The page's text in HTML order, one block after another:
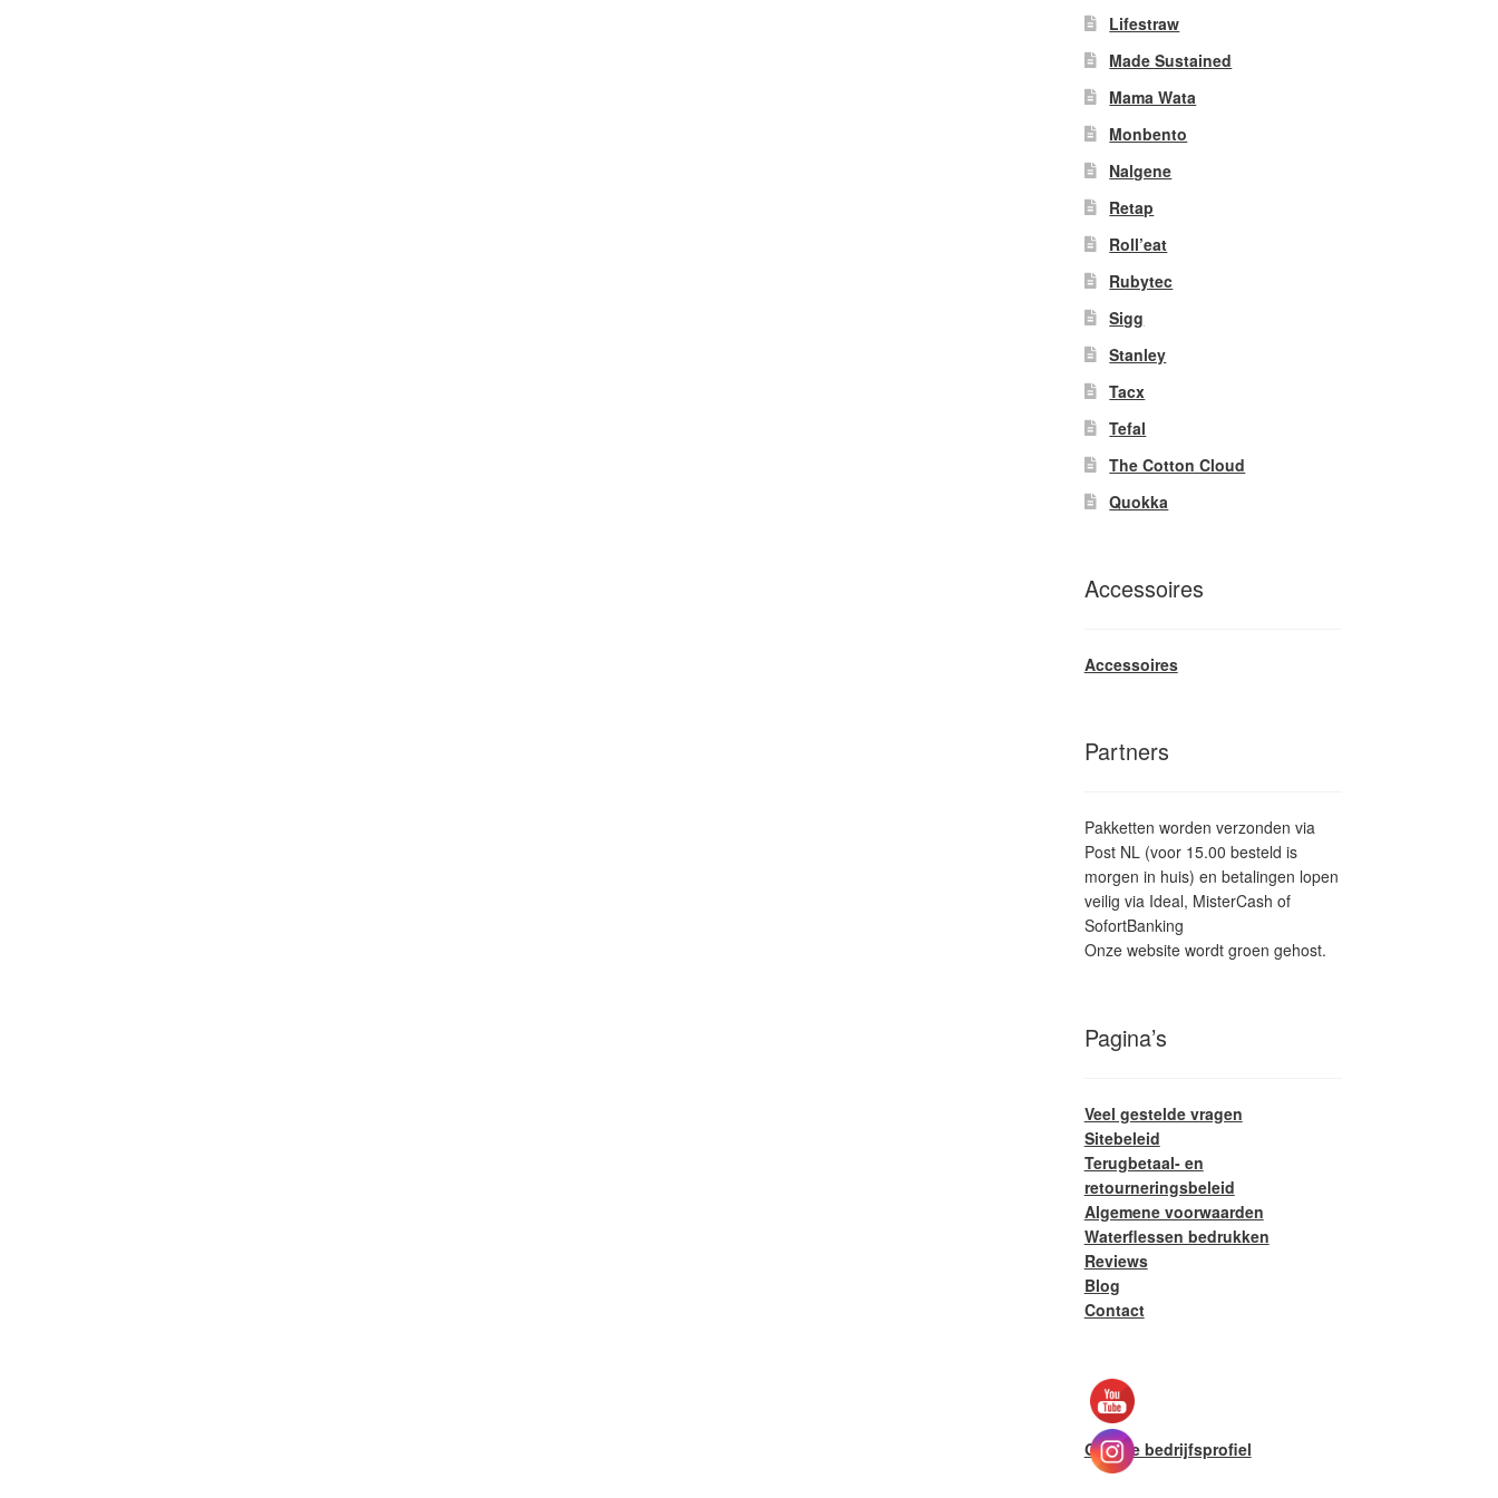
Lifestraw
Made Sustained
Mama Wata
Monbento
Nalgene
Retap
Roll’eat
Rubytec
Sigg
Stanley
Tacx
Tefal
The Cotton Cloud
Quokka
Accessoires
Accessoires
Partners
Pakketten worden verzonden via
Post NL (voor 15.00 besteld is
morgen in huis) en betalingen lopen
veilig via Ideal, MisterCash of
SofortBanking
Onze website wordt groen gehost.
Pagina’s
Veel gestelde vragen
Sitebeleid
Terugbetaal- en
retourneringsbeleid
Algemene voorwaarden
Waterflessen bedrukken
Reviews
Blog
Contact
Google bedrijfsprofiel